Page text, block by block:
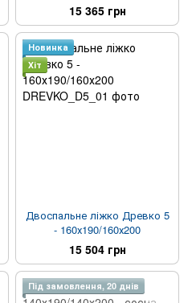
15 365 грн
Новинка
Хіт
Двоспальне ліжко Древко 5
- 160х190/160х200
15 504 грн
Під замовлення, 20 днів